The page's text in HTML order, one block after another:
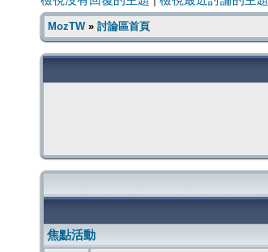
MozTW» 討論區首頁
焦點活動